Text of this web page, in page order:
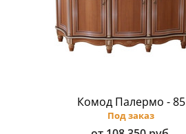
Комод Палермо - 85
Под заказ